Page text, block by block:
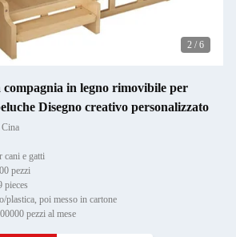
2 / 6
in legno rimovibile per
Disegno creativo personalizzato
cani e gatti
pezzi
pieces
plastica, poi messo in cartone
pezzi al mese